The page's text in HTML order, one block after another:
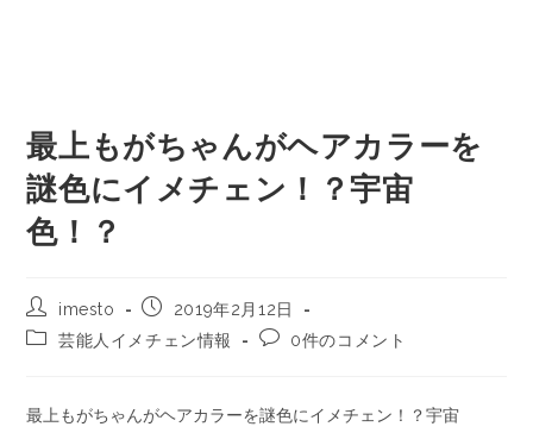
最上もがちゃんがヘアカラーを
謎色にイメチェン！？宇宙
色！？
imesto
2019年2月12日
芸能人イメチェン情報
0件のコメント
最上もがちゃんがヘアカラーを謎色にイメチェン！？宇宙